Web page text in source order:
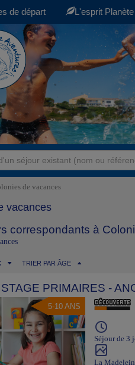
de départ L'esprit Planète
de vacances
vacances
correspondants à
TRIER PAR ÂGE
STAGE PRIMAIRES -
5-10 ANS
Séjour de 3
La